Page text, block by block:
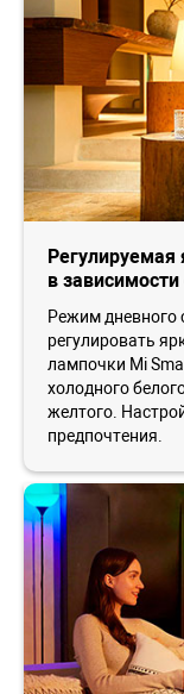
Регулируемая
в
Режим дневного
регулировать
лампочки Mi
холодного
желтого.
предпочтения.